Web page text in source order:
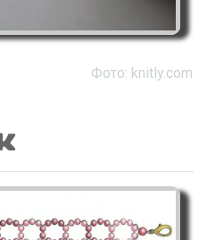
Фото: knitly.com